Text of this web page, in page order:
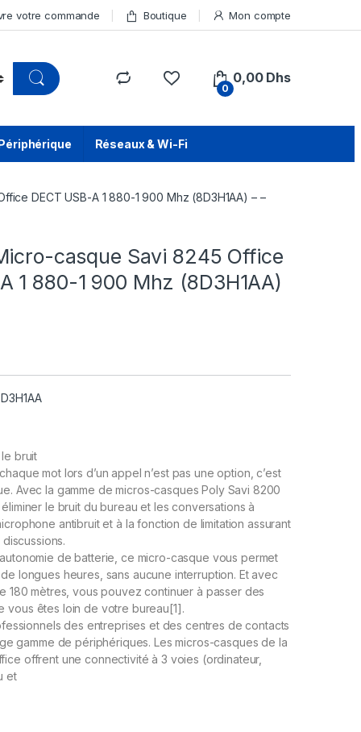
votre commande Boutique Mon compte
0
0,00 Dhs
Réseaux & Wi-Fi
DECT USB-A 1 880-1 900 Mhz (8D3H1AA) – –
casque Savi 8245 Office
1 880-1 900 Mhz (8D3H1AA)
bruit
mot lors d’un appel n’est pas une option, c’est
Avec la gamme de micros-casques Poly Savi 8200
le bruit du bureau et les conversations à
antibruit et à la fonction de limitation assurant
de batterie, ce micro-casque vous permet
longues heures, sans aucune interruption. Et avec
180 mètres, vous pouvez continuer à passer des
vous êtes loin de votre bureau[1].
des entreprises et des centres de contacts
gamme de périphériques. Les micros-casques de la
offrent une connectivité à 3 voies (ordinateur,
et